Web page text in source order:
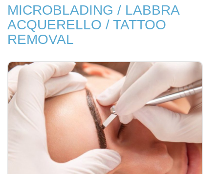
MICROBLADING / LABBRA
ACQUERELLO / TATTOO
REMOVAL